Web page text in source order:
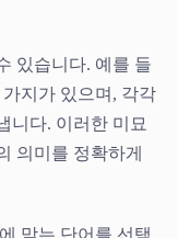
있습니다. 예를 들
지가 있으며, 각각
니다. 이러한 미묘
의미를 정확하게
맞는 단어를 선택